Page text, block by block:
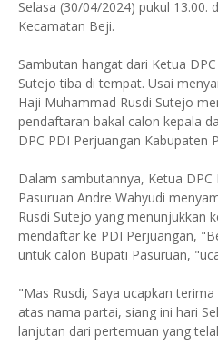
Selasa (30/04/2024) pukul 13.00.
Kecamatan Beji.
Sambutan hangat dari Ketua
Sutejo tiba di tempat. Usai
Haji Muhammad Rusdi Sutejo
pendaftaran bakal calon kepala
DPC PDI Perjuangan Kabupaten
Dalam sambutannya, Ketua
Pasuruan Andre Wahyudi
Rusdi Sutejo yang menunjukkan
mendaftar ke PDI Perjuangan,
untuk calon Bupati Pasuruan,
"Mas Rusdi, Saya ucapkan
atas nama partai, siang ini hari
lanjutan dari pertemuan yang